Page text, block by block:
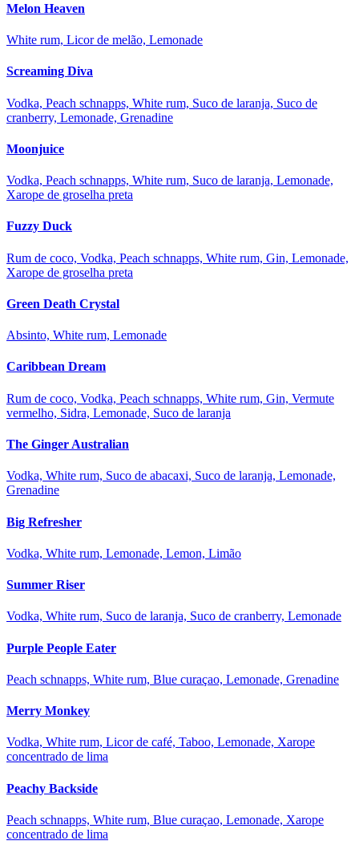
Melon Heaven
White rum, Licor de melão, Lemonade
Screaming Diva
Vodka, Peach schnapps, White rum, Suco de laranja, Suco de
cranberry, Lemonade, Grenadine
Moonjuice
Vodka, Peach schnapps, White rum, Suco de laranja, Lemonade,
Xarope de groselha preta
Fuzzy Duck
Rum de coco, Vodka, Peach schnapps, White rum, Gin, Lemonade,
Xarope de groselha preta
Green Death Crystal
Absinto, White rum, Lemonade
Caribbean Dream
Rum de coco, Vodka, Peach schnapps, White rum, Gin, Vermute
vermelho, Sidra, Lemonade, Suco de laranja
The Ginger Australian
Vodka, White rum, Suco de abacaxi, Suco de laranja, Lemonade,
Grenadine
Big Refresher
Vodka, White rum, Lemonade, Lemon, Limão
Summer Riser
Vodka, White rum, Suco de laranja, Suco de cranberry, Lemonade
Purple People Eater
Peach schnapps, White rum, Blue curaçao, Lemonade, Grenadine
Merry Monkey
Vodka, White rum, Licor de café, Taboo, Lemonade, Xarope
concentrado de lima
Peachy Backside
Peach schnapps, White rum, Blue curaçao, Lemonade, Xarope
concentrado de lima